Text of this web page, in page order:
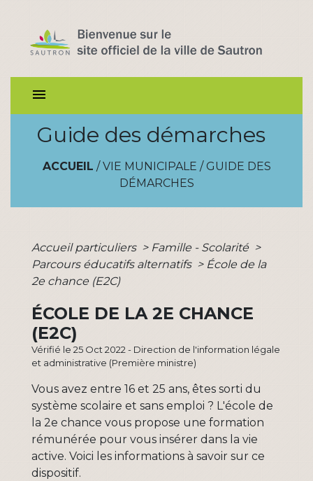
menu
Guide des démarches
ACCUEIL / VIE MUNICIPALE / GUIDE DES
DÉMARCHES
Accueil particuliers > Famille - Scolarité >
Parcours éducatifs alternatifs > École de la
2e chance (E2C)
ÉCOLE DE LA 2E CHANCE
(E2C)
Vérifié le 25 Oct 2022 - Direction de l'information légale
et administrative (Première ministre)
Vous avez entre 16 et 25 ans, êtes sorti du
système scolaire et sans emploi ? L'école de
la 2e chance vous propose une formation
rémunérée pour vous insérer dans la vie
active. Voici les informations à savoir sur ce
dispositif.